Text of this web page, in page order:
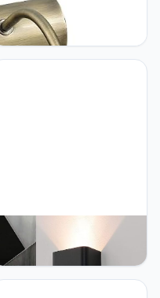
Licht-Erlebnisse Licht-
Erlebnisse Fotolamp
fotolamp in brons E14-
fitting fotoverlichting lamp
Licht-Erlebnisse
Wandlamp GU10 binnen,
wandlamp hal binnen,
grafiet, indirecte